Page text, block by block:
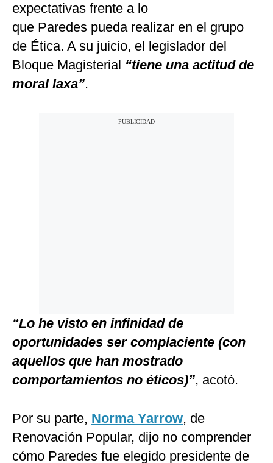
expectativas frente a lo
que Paredes pueda realizar en el grupo
de Ética. A su juicio, el legislador del
Bloque Magisterial “tiene una actitud de
moral laxa”.
“Lo he visto en infinidad de
oportunidades ser complaciente (con
aquellos que han mostrado
comportamientos no éticos)”, acotó.
Por su parte, Norma Yarrow, de
Renovación Popular, dijo no comprender
cómo Paredes fue elegido presidente de